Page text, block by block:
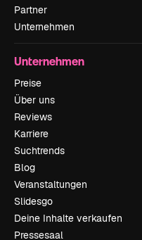
Partner
Unternehmen
Unternehmen
Preise
Über uns
Reviews
Karriere
Suchtrends
Blog
Veranstaltungen
Slidesgo
Deine Inhalte verkaufen
Pressesaal